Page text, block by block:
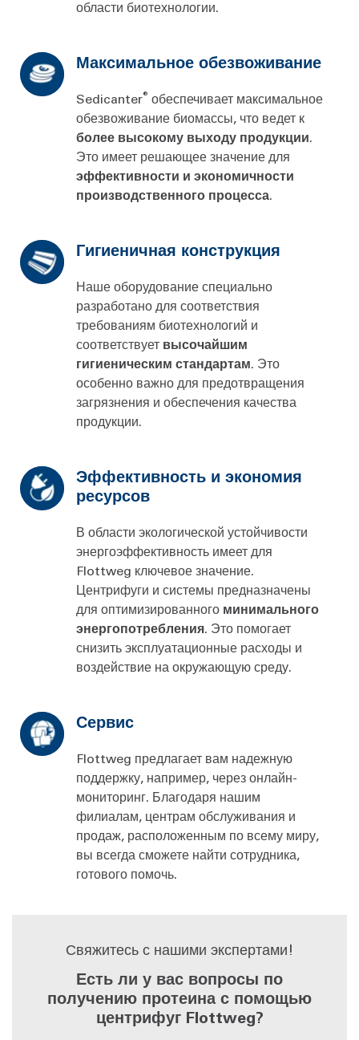
области биотехнологии.
Максимальное обезвоживание
Sedicanter® обеспечивает максимальное
обезвоживание биомассы, что ведет к
более высокому выходу продукции.
Это имеет решающее значение для
эффективности и экономичности
производственного процесса.
Гигиеничная конструкция
Наше оборудование специально
разработано для соответствия
требованиям биотехнологий и
соответствует высочайшим
гигиеническим стандартам. Это
особенно важно для предотвращения
загрязнения и обеспечения качества
продукции.
Эффективность и экономия
ресурсов
В области экологической устойчивости
энергоэффективность имеет для
Flottweg ключевое значение.
Центрифуги и системы предназначены
для оптимизированного минимального
энергопотребления. Это помогает
снизить эксплуатационные расходы и
воздействие на окружающую среду.
Сервис
Flottweg предлагает вам надежную
поддержку, например, через онлайн-
мониторинг. Благодаря нашим
филиалам, центрам обслуживания и
продаж, расположенным по всему миру,
вы всегда сможете найти сотрудника,
готового помочь.
Свяжитесь с нашими экспертами!
Есть ли у вас вопросы по
получению протеина с помощью
центрифуг Flottweg?